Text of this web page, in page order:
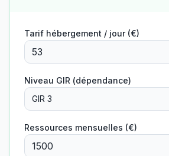
Tarif hébergement / jour (€)
Niveau GIR (dépendance)
GIR 3
Ressources mensuelles (€)